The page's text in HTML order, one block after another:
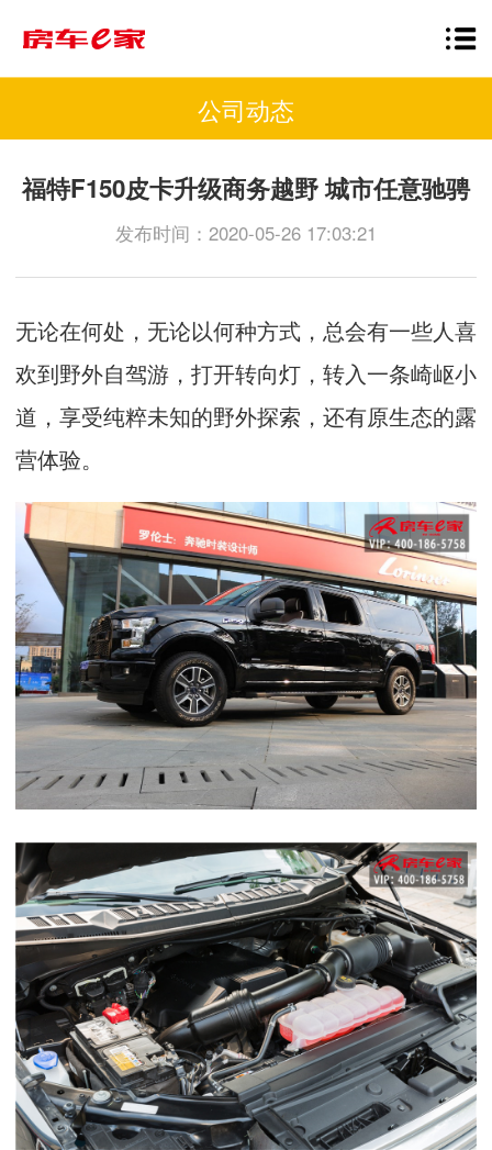
公司动态
福特F150皮卡升级商务越野 城市任意驰骋
发布时间：2020-05-26 17:03:21
无论在何处，无论以何种方式，总会有一些人喜
欢到野外自驾游，打开转向灯，转入一条崎岖小
道，享受纯粹未知的野外探索，还有原生态的露
营体验。